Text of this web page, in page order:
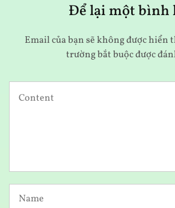
Để lại một bình
Email của bạn sẽ không được hiển
trường bắt buộc được